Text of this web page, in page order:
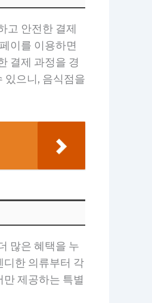
고 안전한 결제
이를 이용하면
결제 과정을 경
있으니, 음식점을
많은 혜택을 누
디한 의류부터 각
제공하는 특별